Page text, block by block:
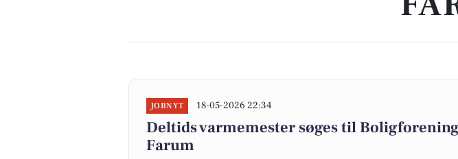
JOBNYT 18-05-2026 22:34
Deltids varmemester søges til
Farum